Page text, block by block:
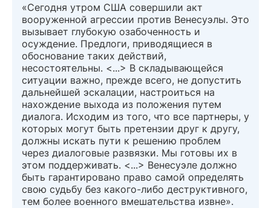
«Сегодня утром США совершили акт
вооруженной агрессии против Венесуэлы. Это
вызывает глубокую озабоченность и
осуждение. Предлоги, приводящиеся в
обоснование таких действий,
несостоятельны. <...> В складывающейся
ситуации важно, прежде всего, не допустить
дальнейшей эскалации, настроиться на
нахождение выхода из положения путем
диалога. Исходим из того, что все партнеры, у
которых могут быть претензии друг к другу,
должны искать пути к решению проблем
через диалоговые развязки. Мы готовы их в
этом поддерживать. <...> Венесуэле должно
быть гарантировано право самой определять
свою судьбу без какого-либо деструктивного,
тем более военного вмешательства извне».